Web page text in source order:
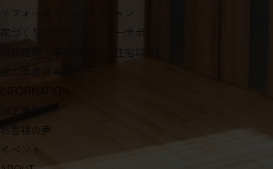
新築注文住宅
新築規格住宅
リフォーム＆リノベーション
INFORMATION
施工事例